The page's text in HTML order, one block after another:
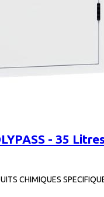
- 35
CHIMIQUES